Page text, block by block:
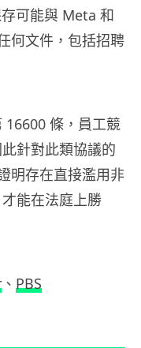
可能與 Meta 和
何文件，包括招聘
16600 條，員工競
針對此類協議的
明存在直接濫用非
能在法庭上勝
、 PBS